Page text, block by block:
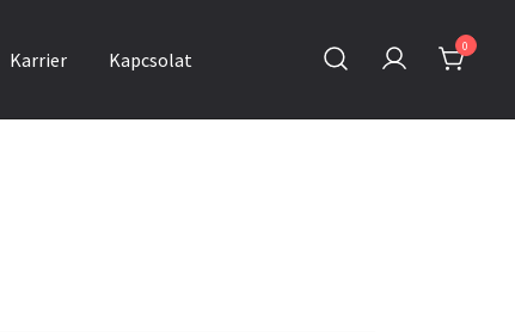
Karrier Kapcsolat
0